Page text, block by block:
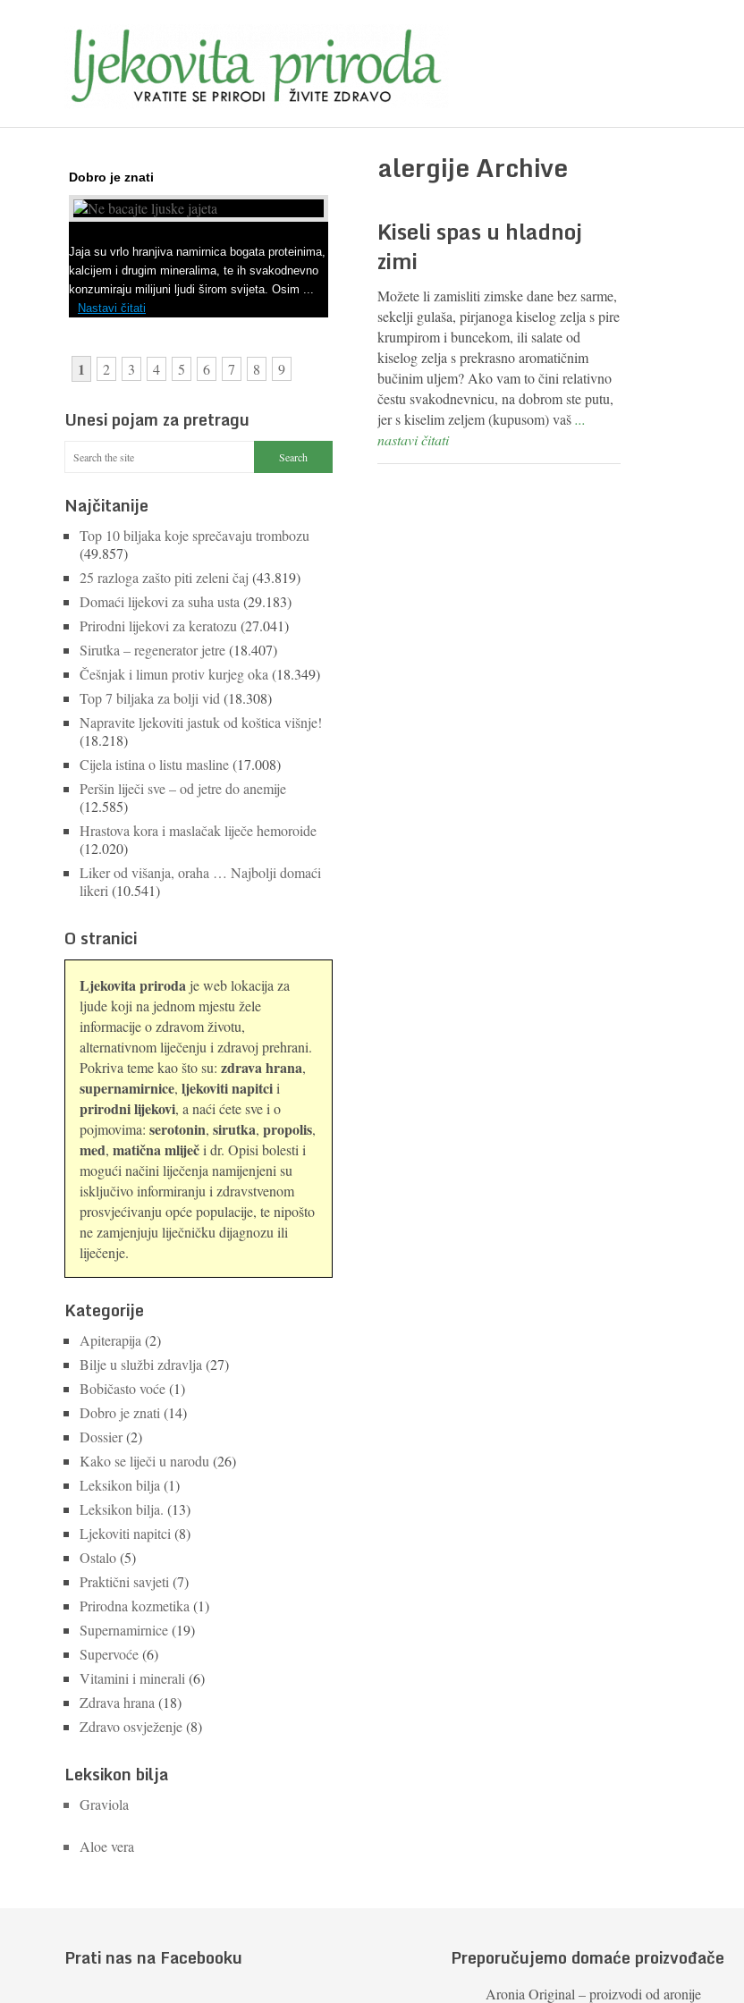
alergije Archive
Kiseli spas u hladnoj
zimi
Možete li zamisliti zimske dane bez sarme,
sekelji gulaša, pirjanoga kiselog zelja s pire
krumpirom i buncekom, ili salate od
kiselog zelja s prekrasno aromatičnim
bučinim uljem? Ako vam to čini relativno
čestu svakodnevnicu, na dobrom ste putu,
jer s kiselim zeljem (kupusom) vaš...
nastavi čitati
Dobro je znati
Jaja su vrlo hranjiva namirnica bogata proteinima,
kalcijem i drugim mineralima, te ih svakodnevno
konzumiraju milijuni ljudi širom svijeta. Osim ...
Nastavi čitati
1 2 3 4 5 6 7 8 9
Unesi pojam za pretragu
Najčitanije
Top 10 biljaka koje sprečavaju trombozu
(49.857)
25 razloga zašto piti zeleni čaj (43.819)
Domaći lijekovi za suha usta (29.183)
Prirodni lijekovi za keratozu (27.041)
Sirutka – regenerator jetre(18.407)
Češnjak i limun protiv kurjeg oka (18.349)
Top 7 biljaka za bolji vid (18.308)
Napravite ljekoviti jastuk od koštica višnje!
(18.218)
Cijela istina o listu masline(17.008)
Peršin liječi sve – od jetre do anemije
(12.585)
Hrastova kora i maslačak liječe hemoroide
(12.020)
Liker od višanja, oraha … Najbolji domaći
likeri (10.541)
O stranici
Ljekovita priroda je web lokacija za
ljude koji na jednom mjestu žele
informacije o zdravom životu,
alternativnom liječenju i zdravoj prehrani.
Pokriva teme kao što su: zdrava hrana,
supernamirnice, ljekoviti napitcii
prirodni lijekovi, a naći ćete sve i o
pojmovima: serotonin, sirutka, propolis,
med, matična mliječi dr. Opisi bolesti i
mogući načini liječenja namijenjeni su
isključivo informiranju i zdravstvenom
prosvjećivanju opće populacije, te nipošto
ne zamjenjuju liječničku dijagnozu ili
liječenje.
Kategorije
Apiterapija (2)
Bilje u službi zdravlja (27)
Bobičasto voće(1)
Dobro je znati (14)
Dossier(2)
Kako se liječi u narodu (26)
Leksikon bilja (1)
Leksikon bilja. (13)
Ljekoviti napitci (8)
Ostalo(5)
Praktični savjeti (7)
Prirodna kozmetika (1)
Supernamirnice(19)
Supervoće(6)
Vitamini i minerali (6)
Zdrava hrana (18)
Zdravo osvježenje(8)
Leksikon bilja
Graviola
Aloe vera
Prati nas na Facebooku Preporučujemo domaće proizvođače
Aronia Original – proizvodi od aronije